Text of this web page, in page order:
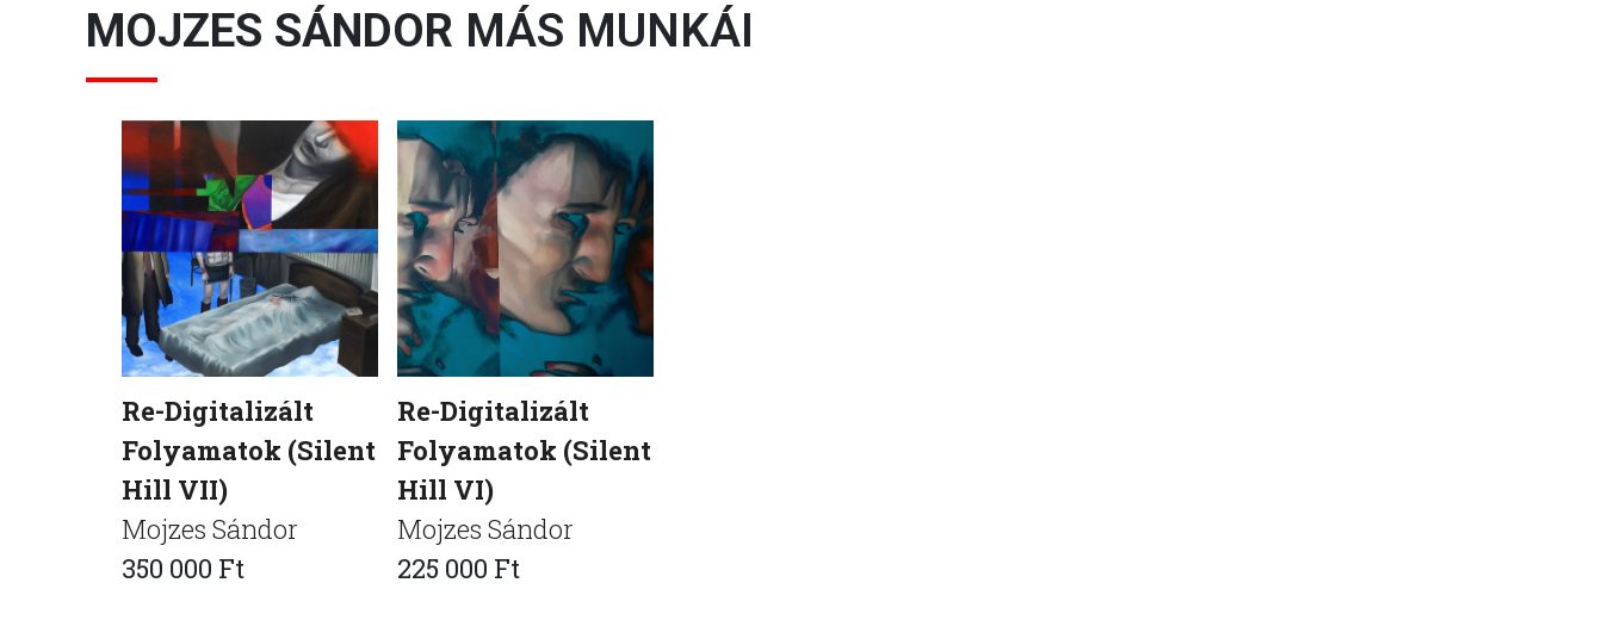
MOJZES SÁNDOR MÁS MUNKÁI
Re-Digitalizált
Folyamatok (Silent
Hill VII)
Mojzes Sándor
350 000 Ft
Re-Digitalizált
Folyamatok (Silent
Hill VI)
Mojzes Sándor
225 000 Ft